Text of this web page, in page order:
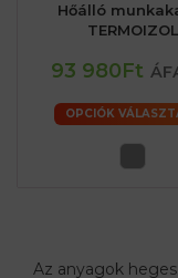
Hőálló
TERMOIZOL
93 980Ft
OPCIÓK
Az anyagok